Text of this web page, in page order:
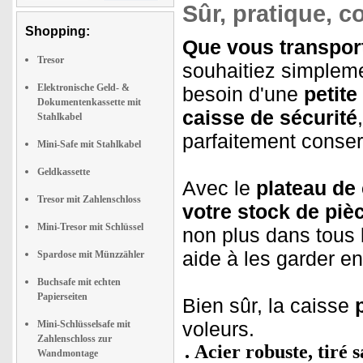
Shopping:
Tresor
Elektronische Geld- &
Dokumentenkassette mit
Stahlkabel
Mini-Safe mit Stahlkabel
Geldkassette
Tresor mit Zahlenschloss
Mini-Tresor mit Schlüssel
Spardose mit Münzzähler
Buchsafe mit echten
Papierseiten
Mini-Schlüsselsafe mit
Zahlenschloss zur
Wandmontage
Sûr, pratique,
Que vous
souhaitiez
besoin d'une petite
caisse de sécurité
parfaitement
Avec le plateau
votre stock de
non plus dans
aide à les garder
Bien sûr, la caisse
voleurs.
Acier robuste, tiré